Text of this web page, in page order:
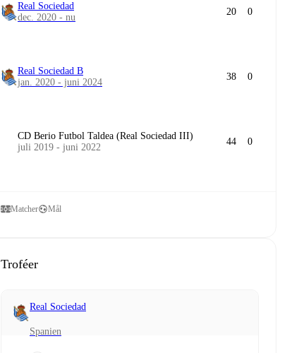
Real Sociedad
dec. 2020 - nu
20 0
Real Sociedad B
jan. 2020 - juni 2024
38 0
CD Berio Futbol Taldea (Real Sociedad III)
juli 2019 - juni 2022
44 0
Matcher Mål
Troféer
Real Sociedad
Spanien